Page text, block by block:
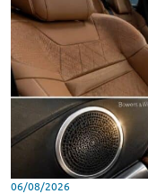
06/08/2026